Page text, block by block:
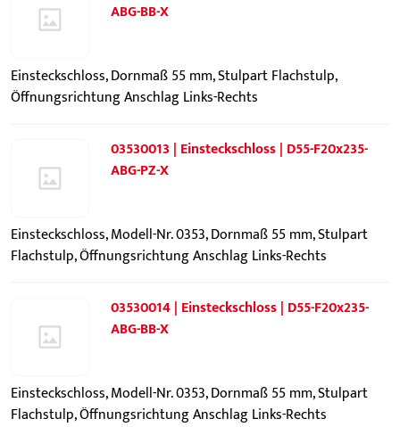
ABG-BB-X
Einsteckschloss, Dornmaß 55 mm, Stulpart Flachstulp,
Öffnungsrichtung Anschlag Links-Rechts
03530013 | Einsteckschloss | D55-F20x235-
ABG-PZ-X
Einsteckschloss, Modell-Nr. 0353, Dornmaß 55 mm, Stulpart
Flachstulp, Öffnungsrichtung Anschlag Links-Rechts
03530014 | Einsteckschloss | D55-F20x235-
ABG-BB-X
Einsteckschloss, Modell-Nr. 0353, Dornmaß 55 mm, Stulpart
Flachstulp, Öffnungsrichtung Anschlag Links-Rechts